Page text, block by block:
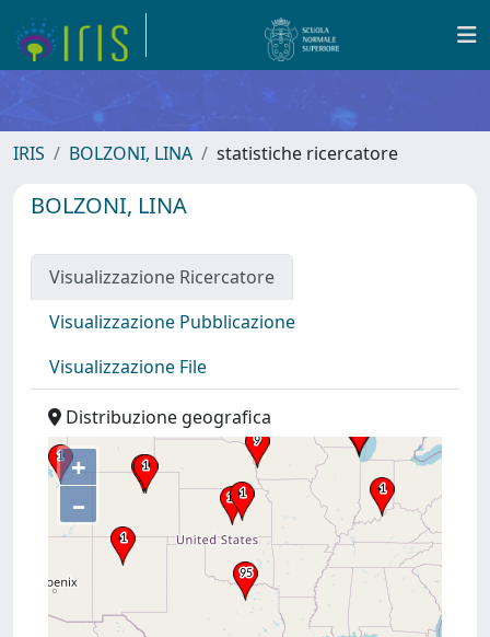
IRIS BOLZONI, LINA statistiche ricercatore
BOLZONI, LINA
Visualizzazione Ricercatore
Visualizzazione Pubblicazione
Visualizzazione File
Distribuzione geografica
+
–